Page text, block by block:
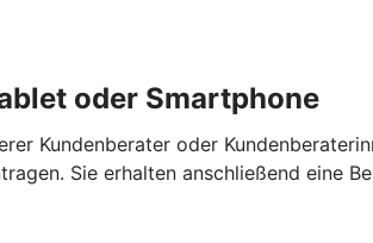
oder Smartphone
Kundenberater oder
Sie erhalten anschließend eine